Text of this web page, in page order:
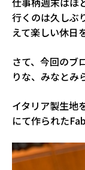
行くのは久しぶ
えて楽しい休日
さて、今回のブ
りな、みなとみ
イタリア製生地
にて作られた